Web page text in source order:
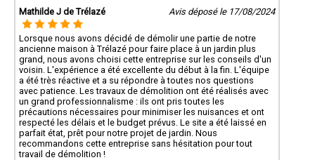
Mathilde J de Trélazé Avis déposé le 17/08/2024
Lorsque nous avons décidé de démolir une partie de notre
ancienne maison à Trélazé pour faire place à un jardin plus
grand, nous avons choisi cette entreprise sur les conseils d'un
voisin. L'expérience a été excellente du début à la fin. L'équipe
a été très réactive et a su répondre à toutes nos questions
avec patience. Les travaux de démolition ont été réalisés avec
un grand professionnalisme : ils ont pris toutes les
précautions nécessaires pour minimiser les nuisances et ont
respecté les délais et le budget prévus. Le site a été laissé en
parfait état, prêt pour notre projet de jardin. Nous
recommandons cette entreprise sans hésitation pour tout
travail de démolition !